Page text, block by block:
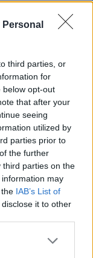
third parties, or
for
below opt-out
that after your
seeing
utilized by
parties prior to
the further
third parties on the
information may
IAB’s List of
it to other
csúcsa, be